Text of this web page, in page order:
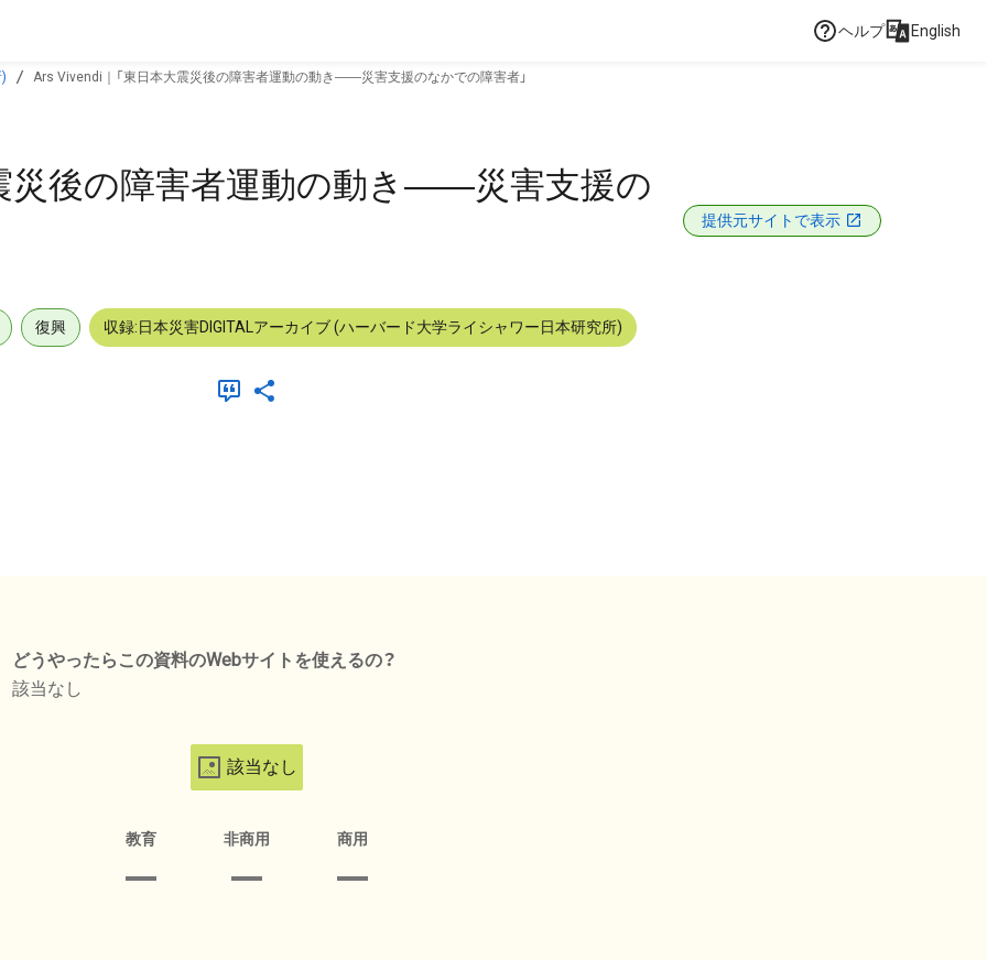
ヘルプ English
Ars Vivendi｜「東日本大震災後の障害者運動の動き――災害支援のなかでの障害者」
災後の障害者運動の動き――災害支援の
提供元サイトで表示
復興 収録:日本災害DIGITALアーカイブ (ハーバード大学ライシャワー日本研究所)
どうやったらこの資料のWebサイトを使えるの？
該当なし
該当なし
教育 非商用 商用